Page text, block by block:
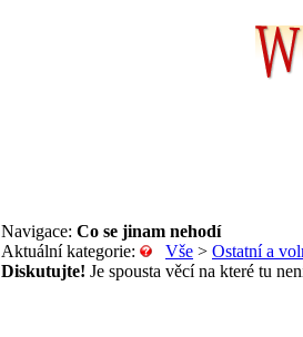
Navigace: Co se jinam nehodí
Aktuální kategorie: Vše > Ostatní a
Diskutujte! Je spousta věcí na které tu